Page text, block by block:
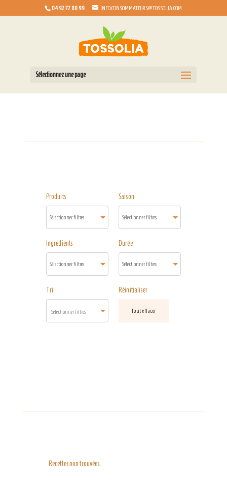
04 92 77 00 99 INFO.CONSOMMATEURS@TOSSOLIA.COM
Sélectionnez une page
Produits Saison
Ingrédients Durée
Tri
Sélectionner filtres
Réinitialiser
Tout effacer
Recettes non trouvées.